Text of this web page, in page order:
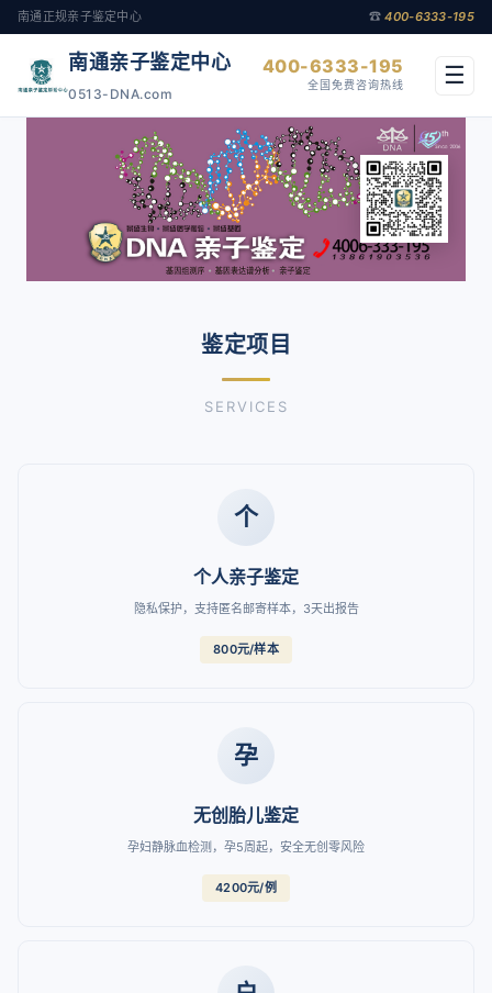
南通正规亲子鉴定中心 ☎400-6333-195
南通亲子鉴定中心
0513-DNA.com
400-6333-195
全国免费咨询热线 ☰
鉴定项目
SERVICES
个
个人亲子鉴定
隐私保护，支持匿名邮寄样本，3天出报告
800元/样本
孕
无创胎儿鉴定
孕妇静脉血检测，孕5周起，安全无创零风险
4200元/例